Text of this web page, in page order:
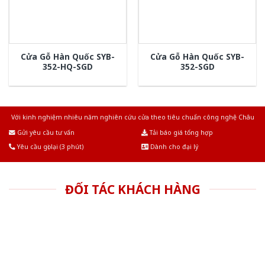
Cửa Gỗ Hàn Quốc SYB-
352-HQ-SGD
Cửa Gỗ Hàn Quốc SYB-
352-SGD
Với kinh nghiệm nhiêu năm nghiên cứu cửa theo tiêu chuẩn công nghệ Châu
Gửi yêu cầu tư vấn
Tải báo giá tổng hợp
Yêu cầu gọi lại (3 phút)
Dành cho đại lý
ĐỐI TÁC KHÁCH HÀNG